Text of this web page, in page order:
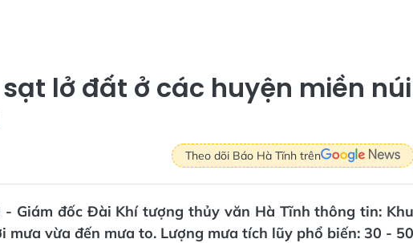
lở đất ở các huyện miền núi
Theo dõi Báo Hà Tĩnh trên
- Giám đốc Đài Khí tượng thủy văn Hà Tĩnh thông tin: Khu
mưa vừa đến mưa to. Lượng mưa tích lũy phổ biến: 30 - 50